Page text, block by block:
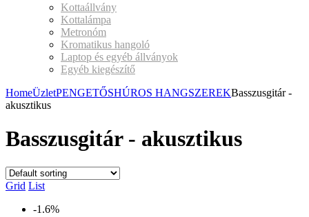
Kottaállvány
Kottalámpa
Metronóm
Kromatikus hangoló
Laptop és egyéb állványok
Egyéb kiegészítő
HomeÜzletPENGETŐSHÚROS HANGSZEREKBasszusgitár -
akusztikus
Basszusgitár - akusztikus
Grid List
-1.6%